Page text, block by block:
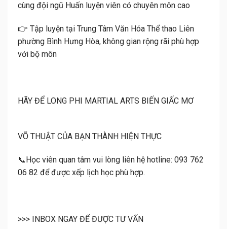
cùng đội ngũ Huấn luyện viên có chuyên môn cao
👉 Tập luyện tại Trung Tâm Văn Hóa Thể thao Liên
phường Bình Hưng Hòa, không gian rộng rãi phù hợp
với bộ môn
HÃY ĐỂ LONG PHI MARTIAL ARTS BIẾN GIẤC MƠ
VÕ THUẬT CỦA BẠN THÀNH HIỆN THỰC
📞Học viên quan tâm vui lòng liên hệ hotline: 093 762
06 82 để được xếp lịch học phù hợp.
>>> INBOX NGAY ĐỂ ĐƯỢC TƯ VẤN